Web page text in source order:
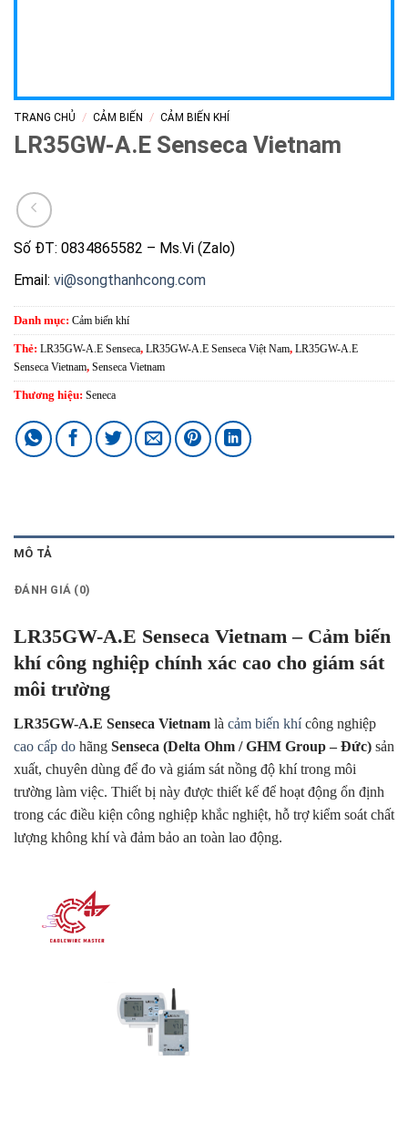
TRANG CHỦ / CẢM BIẾN / CẢM BIẾN KHÍ
LR35GW-A.E Senseca Vietnam
Số ĐT: 0834865582 – Ms.Vi (Zalo)
Email: vi@songthanhcong.com
Danh mục: Cảm biến khí
Thẻ: LR35GW-A.E Senseca, LR35GW-A.E Senseca Việt Nam, LR35GW-A.E
Senseca Vietnam, Senseca Vietnam
Thương hiệu: Seneca
MÔ TẢ
ĐÁNH GIÁ (0)
LR35GW-A.E Senseca Vietnam – Cảm biến
khí công nghiệp chính xác cao cho giám sát
môi trường
LR35GW-A.E Senseca Vietnam là cảm biến khícông nghiệp
cao cấp do hãng Senseca (Delta Ohm / GHM Group – Đức) sản
xuất, chuyên dùng để đo và giám sát nồng độ khí trong môi
trường làm việc. Thiết bị này được thiết kế để hoạt động ổn định
trong các điều kiện công nghiệp khắc nghiệt, hỗ trợ kiểm soát chất
lượng không khí và đảm bảo an toàn lao động.